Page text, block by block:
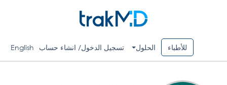
للأطباء الحلول تسجيل الدخول/ انشاء حساب English